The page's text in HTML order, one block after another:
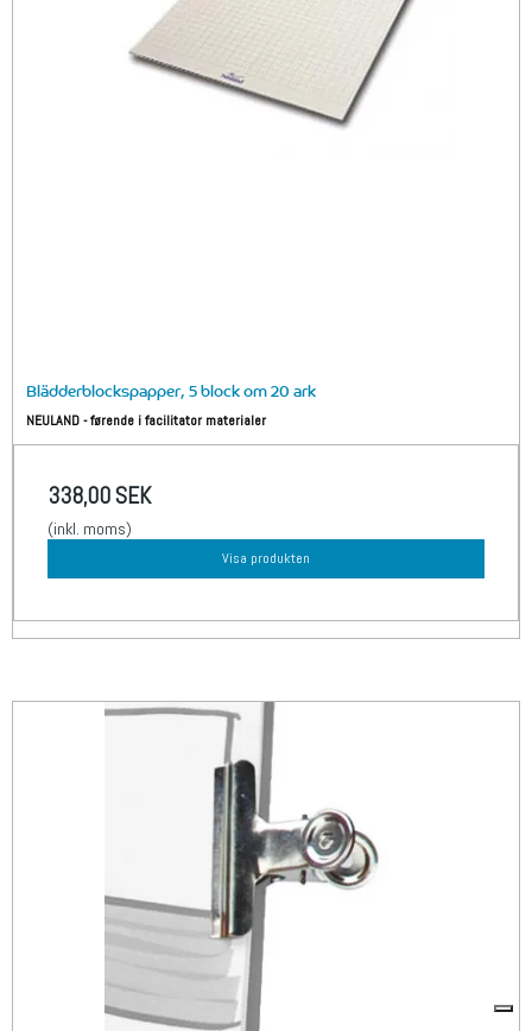
Blädderblockspapper, 5 block om 20 ark
NEULAND - førende i facilitator materialer
338,00 SEK
(inkl. moms)
Visa produkten